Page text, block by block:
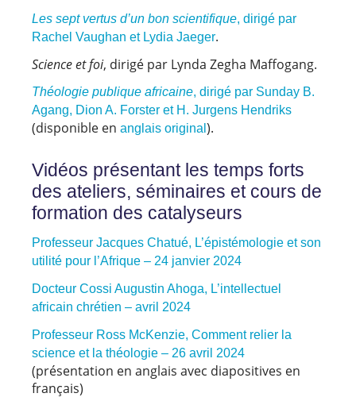
Les sept vertus d’un bon scientifique, dirigé par
Rachel Vaughan et Lydia Jaeger.
Science et foi, dirigé par Lynda Zegha Maffogang.
Théologie publique africaine, dirigé par Sunday B.
Agang, Dion A. Forster et H. Jurgens Hendriks
(disponible en anglais original ).
Vidéos présentant les temps forts
des ateliers, séminaires et cours de
formation des catalyseurs
Professeur Jacques Chatué, L’épistémologie et son
utilité pour l’Afrique – 24 janvier 2024
Docteur Cossi Augustin Ahoga, L’intellectuel
africain chrétien – avril 2024
Professeur Ross McKenzie, Comment relier la
science et la théologie – 26 avril 2024
(présentation en anglais avec diapositives en
français)